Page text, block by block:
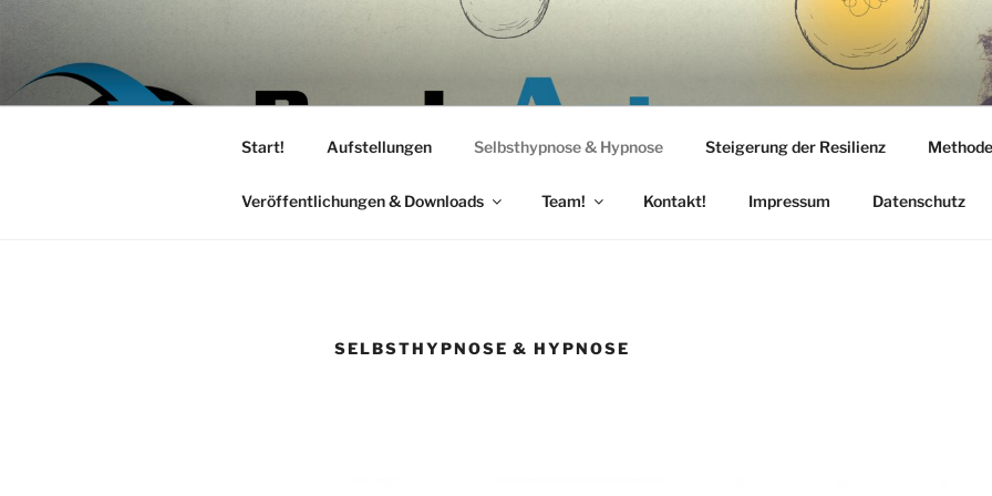
springen
DENKART MIT-WIRKUNG
Start! Aufstellungen Selbsthypnose & Hypnose Steigerung der Resilienz
Veröffentlichungen & Downloads Team! Kontakt! Impressum Datenschutz
SELBSTHYPNOSE & HYPNOSE